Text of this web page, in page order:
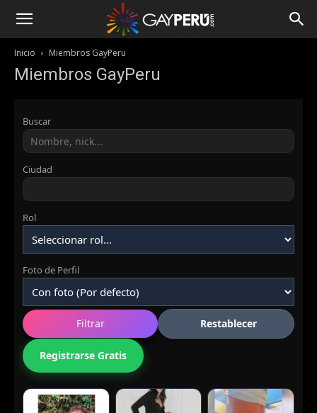
Inicio Miembros GayPeru
Miembros GayPeru
Buscar
Ciudad
Rol
Foto de Perfil
Filtrar Restablecer
Registrarse Gratis